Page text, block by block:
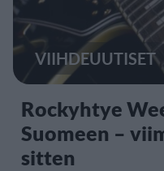
VIIHDEUUTISET
Rockyhtye
Suomeen –
sitten